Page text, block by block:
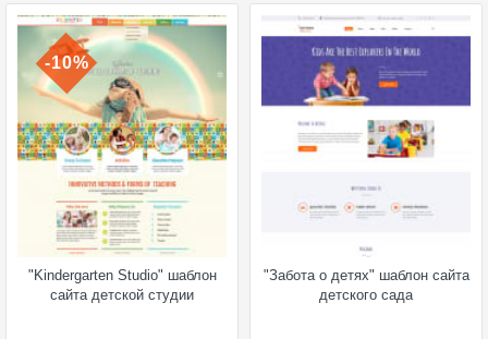
-10%
"Kindergarten Studio" шаблон
сайта детской студии
"Забота о детях" шаблон сайта
детского сада